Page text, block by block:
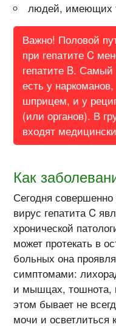
людей, имеющих
Важно! Половой
при гепатите C
гепатите B. Самый
есть у
шприцем, и у
(или органов). В
входят
Как
Сегодня совершенно
вирус гепатита C
хронической
может протекать в
больных она
симптомами:
и мышцах, тошнота,
этом бывает не
мочи и осветлиться